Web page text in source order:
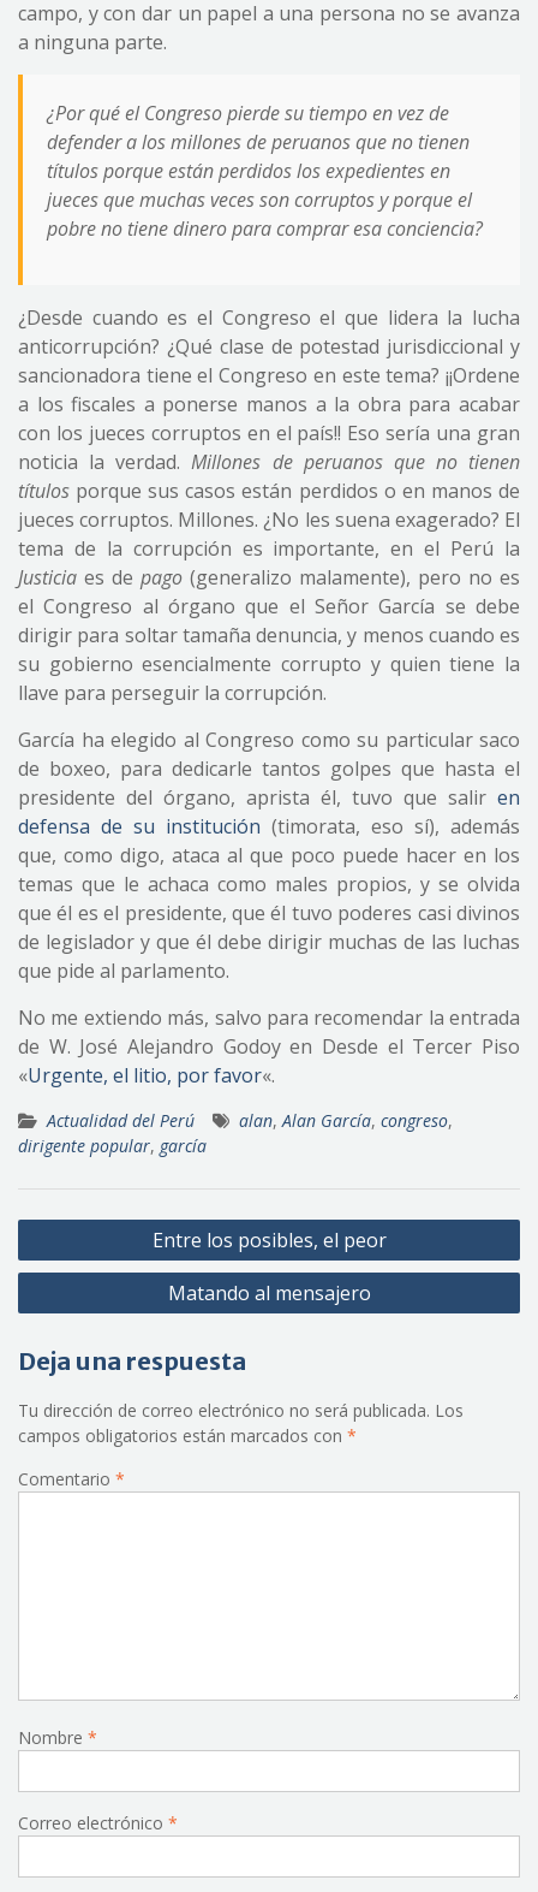
campo, y con dar un papel a una persona no se avanza
a ninguna parte.
¿Por qué el Congreso pierde su tiempo en vez de
defender a los millones de peruanos que no tienen
títulos porque están perdidos los expedientes en
jueces que muchas veces son corruptos y porque el
pobre no tiene dinero para comprar esa conciencia?
¿Desde cuando es el Congreso el que lidera la lucha
anticorrupción? ¿Qué clase de potestad jurisdiccional y
sancionadora tiene el Congreso en este tema? ¡¡Ordene
a los fiscales a ponerse manos a la obra para acabar
con los jueces corruptos en el país!! Eso sería una gran
noticia la verdad.Millones de peruanos que no tienen
títulos porque sus casos están perdidos o en manos de
jueces corruptos. Millones. ¿No les suena exagerado? El
tema de la corrupción es importante, en el Perú la
Justicia es de pago (generalizo malamente), pero no es
el Congreso al órgano que el Señor García se debe
dirigir para soltar tamaña denuncia, y menos cuando es
su gobierno esencialmente corrupto y quien tiene la
llave para perseguir la corrupción.
García ha elegido al Congreso como su particular saco
de boxeo, para dedicarle tantos golpes que hasta el
presidente del órgano, aprista él, tuvo que salir en
defensa de su institución (timorata, eso sí), además
que, como digo, ataca al que poco puede hacer en los
temas que le achaca como males propios, y se olvida
que él es el presidente, que él tuvo poderes casi divinos
de legislador y que él debe dirigir muchas de las luchas
que pide al parlamento.
No me extiendo más, salvo para recomendar la entrada
de W. José Alejandro Godoy en Desde el Tercer Piso
«Urgente, el litio, por favor«.
Actualidad del Perú alan,Alan García, congreso,
dirigente popular, garcía
Navegación
de
Entre los posibles, el peor
Matando al mensajero
Deja una respuesta
Tu dirección de correo electrónico no será publicada. Los
campos obligatorios están marcados con *
Comentario *
Nombre *
Correo electrónico *